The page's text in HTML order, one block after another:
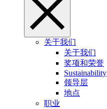
关于我们
关于我们
奖项和荣誉
Sustainability
领导层
地点
职业